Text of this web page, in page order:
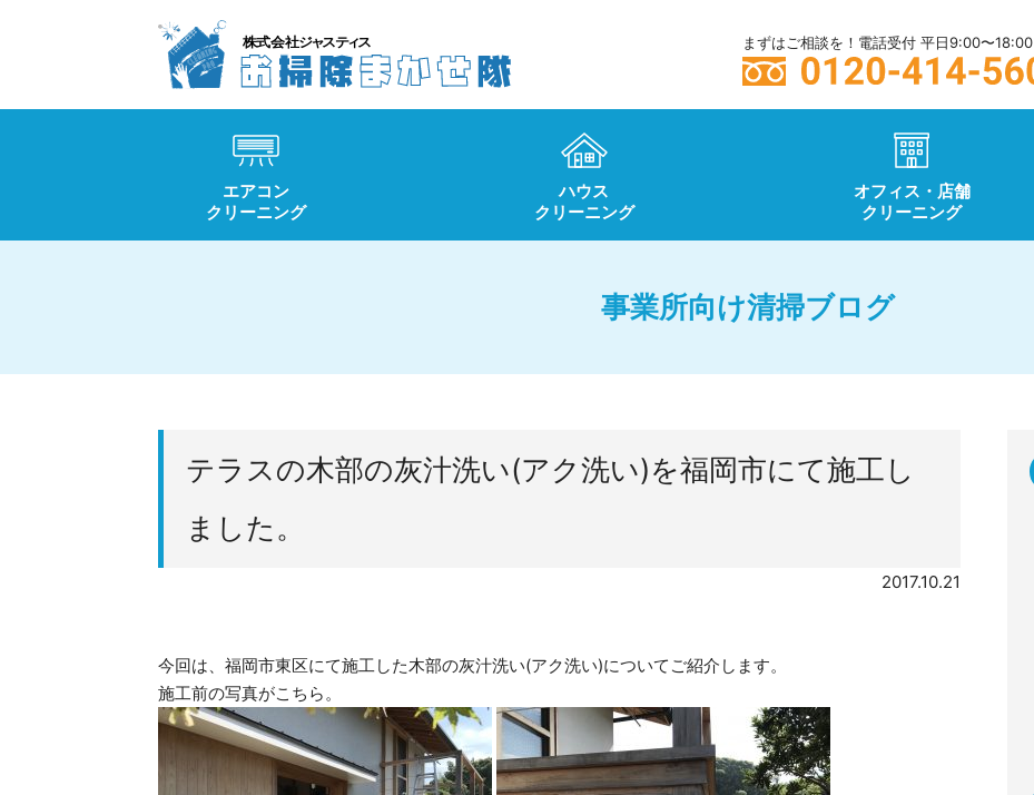
まずはご相談を！電話受付 平日9:00〜18:00
エアコン
クリーニング
ハウス
クリーニング
オフィス・店舗
クリーニング
事業所向け清掃ブログ
テラスの木部の灰汁洗い(アク洗い)を福岡市にて施工し
ました。
2017.10.21
今回は、福岡市東区にて施工した木部の灰汁洗い(アク洗い)についてご紹介します。
施工前の写真がこちら。